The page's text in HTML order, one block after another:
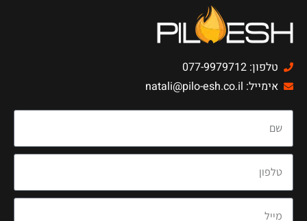
טלפון: 077-9979712
אימייל: natali@pilo-esh.co.il